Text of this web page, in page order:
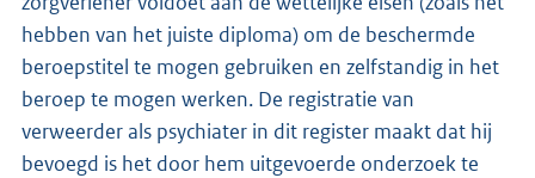
hebben van het juiste diploma) om de beschermde
beroepstitel te mogen gebruiken en zelfstandig in het
beroep te mogen werken. De registratie van
verweerder als psychiater in dit register maakt dat hij
bevoegd is het door hem uitgevoerde onderzoek te